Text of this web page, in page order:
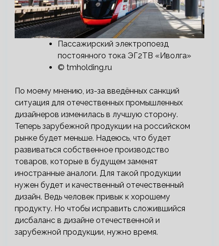
Пассажирский электропоезд
постоянного тока ЭГ2ТВ «Иволга»
© tmholding.ru
По моему мнению, из-за введённых санкций
ситуация для отечественных промышленных
дизайнеров изменилась в лучшую сторону.
Теперь зарубежной продукции на российском
рынке будет меньше. Надеюсь, что будет
развиваться собственное производство
товаров, которые в будущем заменят
иностранные аналоги. Для такой продукции
нужен будет и качественный отечественный
дизайн. Ведь человек привык к хорошему
продукту. Но чтобы исправить сложившийся
дисбаланс в дизайне отечественной и
зарубежной продукции, нужно время.